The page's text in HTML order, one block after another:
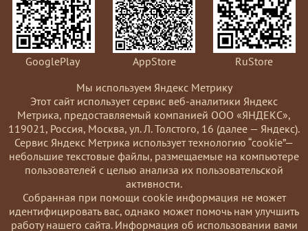
GooglePlay AppStore
RuStore
Мы используем Яндекс Метрику
Этот сайт использует сервис веб-аналитики Яндекс
Метрика, предоставляемый компанией ООО «ЯНДЕКС»,
119021, Россия, Москва, ул. Л. Толстого, 16 (далее — Яндекс).
Сервис Яндекс Метрика использует технологию “cookie”—
небольшие текстовые файлы, размещаемые на компьютере
пользователей с целью анализа их пользовательской
активности.
Coбранная при помощи cookie информация не может
идентифицировать вас, однако может помочь нам улучшить
работу нашего сайта. Информация об использовании вами